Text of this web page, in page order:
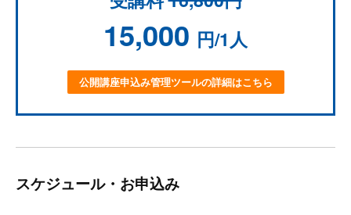
15,000 円/1人
公開講座申込み管理ツールの詳細はこちら
スケジュール・お申込み